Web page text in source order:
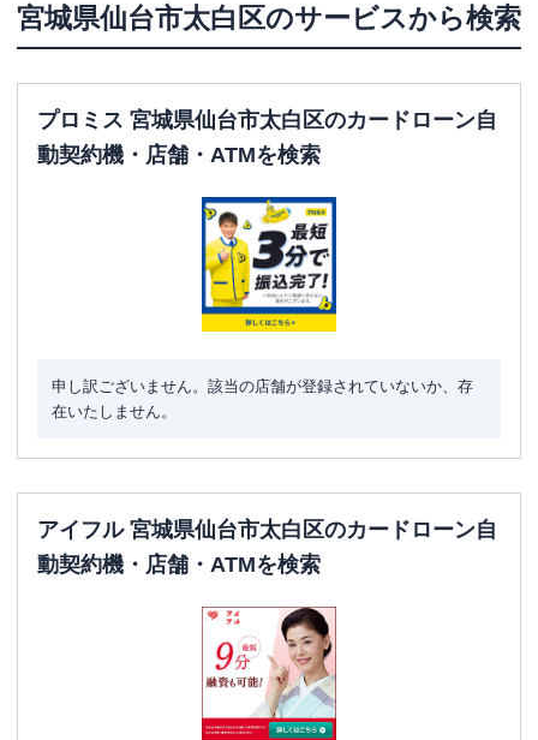
宮城県仙台市太白区のサービスから検索
プロミス 宮城県仙台市太白区のカードローン自
動契約機・店舗・ATMを検索
申し訳ございません。該当の店舗が登録されていないか、存
在いたしません。
アイフル 宮城県仙台市太白区のカードローン自
動契約機・店舗・ATMを検索